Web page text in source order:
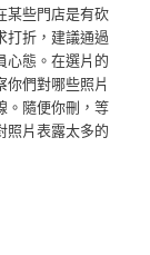
某些門店是有砍
打折，建議通過
心態。在選片的
們對哪些照片
。隨便你刪，等
照片表露太多的